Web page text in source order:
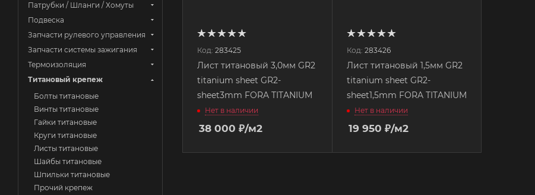
Код: 283425
Лист титановый 3,0мм GR2
titanium sheet GR2-
sheet3mm FORA TITANIUM
Нет в наличии
38 000 ₽/м2
Код: 283426
Лист титановый 1,5мм GR2
titanium sheet GR2-
sheet1,5mm FORA TITANIUM
Нет в наличии
19 950 ₽/м2
Патрубки / Шланги / Хомуты
Подвеска
Запчасти рулевого управления
Запчасти системы зажигания
Термоизоляция
Титановый крепеж
Болты титановые
Винты титановые
Гайки титановые
Круги титановые
Листы титановые
Шайбы титановые
Шпильки титановые
Прочий крепеж